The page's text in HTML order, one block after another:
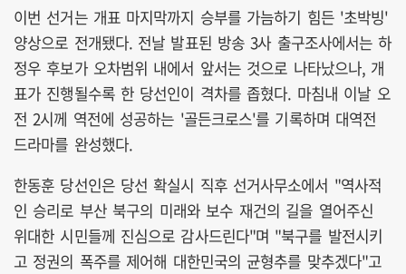
이번 선거는 개표 마지막까지 승부를 가늠하기 힘든 '초박빙'
양상으로 전개됐다. 전날 발표된 방송 3사 출구조사에서는 하
정우 후보가 오차범위 내에서 앞서는 것으로 나타났으나, 개
표가 진행될수록 한 당선인이 격차를 좁혔다. 마침내 이날 오
전 2시께 역전에 성공하는 '골든크로스'를 기록하며 대역전
드라마를 완성했다.
한동훈 당선인은 당선 확실시 직후 선거사무소에서 "역사적
인 승리로 부산 북구의 미래와 보수 재건의 길을 열어주신
위대한 시민들께 진심으로 감사드린다"며 "북구를 발전시키
고 정권의 폭주를 제어해 대한민국의 균형추를 맞추겠다"고